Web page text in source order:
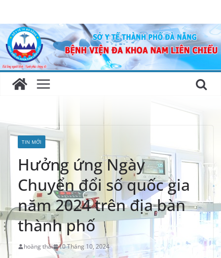
content
TIN MỚI
Hưởng ứng Ngày
Chuyển đổi số quốc gia
năm 2024 trên địa bàn
thành phố
hoàng thái 10 Tháng 10, 2024